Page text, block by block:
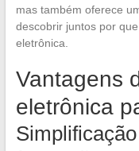
mas também oferece
descobrir juntos por
eletrônica.
Vantagens
eletrônica